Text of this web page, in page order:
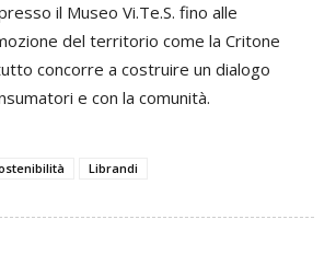
il Museo Vi.Te.S. fino alle
del territorio come la Critone
concorre a costruire un dialogo
e con la comunità.
Librandi